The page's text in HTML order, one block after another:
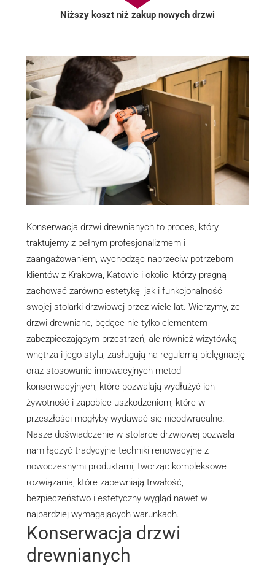
Niższy koszt niż zakup nowych drzwi
Konserwacja drzwi drewnianych to proces, który
traktujemy z pełnym profesjonalizmem i
zaangażowaniem, wychodząc naprzeciw potrzebom
klientów z Krakowa, Katowic i okolic, którzy pragną
zachować zarówno estetykę, jak i funkcjonalność
swojej stolarki drzwiowej przez wiele lat. Wierzymy, że
drzwi drewniane, będące nie tylko elementem
zabezpieczającym przestrzeń, ale również wizytówką
wnętrza i jego stylu, zasługują na regularną pielęgnację
oraz stosowanie innowacyjnych metod
konserwacyjnych, które pozwalają wydłużyć ich
żywotność i zapobiec uszkodzeniom, które w
przeszłości mogłyby wydawać się nieodwracalne.
Nasze doświadczenie w stolarce drzwiowej pozwala
nam łączyć tradycyjne techniki renowacyjne z
nowoczesnymi produktami, tworząc kompleksowe
rozwiązania, które zapewniają trwałość,
bezpieczeństwo i estetyczny wygląd nawet w
najbardziej wymagających warunkach.
Konserwacja drzwi
drewnianych